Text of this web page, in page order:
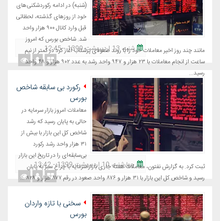
(شنبه) در ادامه رکوردشکنی‌های
خود از روزهای گذشته، لحظاتی
قبل وارد کانال ۹۰۰ هزار واحد
شد. شاخص بورس که امروز
مانند چند روز اخیر معاملات خود را با روند صعودی پرشتاب آغاز کرد در کمتر از نیم
ساعت از انجام معاملات با ۲۳ هزار و ۹۴۷ واحد رشد به عدد ۹۰۲ هزار و ۴۸ واحد
رسید...
شنبه، 13 اردیبهشت 1399 - 12:45
رکورد بی سابقه شاخص
بورس
معاملات امروز بازار سرمایه در
حالی به پایان رسید که رشد
شاخص کل این بازار با بیش از
۳۱ هزار واحد رشد رکورد
بی‌سابقه‌ای را در تاریخ این بازار
ثبت کرد. به گزارش نفتون، معاملات هفته جاری بازار سرمایه با چراغ سبز به پایان
رسید و شاخص کل این بازار با ۳۱ هزار و ۸۷۶ واحد صعود در رقم ۸۷۷ هزار و ۸۲۸ ...
چهارشنبه، 10 اردیبهشت 1399 - 13:42
سخنی با تازه واردان
بورس